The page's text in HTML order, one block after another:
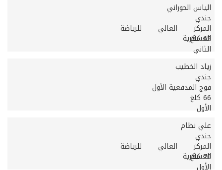
الياس الحوراني
جندي
المركز العالي للرياضة
العسكرية
65 كلغ
الثاني
زياد الخطيب
جندي
فوج المدفعية الأول
66 كلغ
الأول
علي نظام
جندي
المركز العالي للرياضة
العسكرية
70 كلغ
الأول